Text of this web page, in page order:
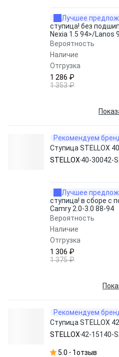
Лучшее
ступица! без
Nexia 1.5 94>/Lanos
Вероятность
Наличие
Отгрузка
1 286 ₽
1 353 ₽
Рекомендуем
Ступица STELLOX
STELLOX 40-30042-
Лучшее
ступица! в сборе с
Camry 2.0-3.0 88-94
Вероятность
Наличие
Отгрузка
1 306 ₽
1 375 ₽
Рекомендуем
Ступица STELLOX
STELLOX 42-15140-
5.0 1отзыв